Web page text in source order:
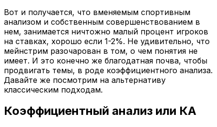
Вот и получается, что вменяемым спортивным
анализом и собственным совершенствованием в
нем, занимается ничтожно малый процент игроков
на ставках, хорошо если 1-2%. Не удивительно, что
мейнстрим разочарован в том, о чем понятия не
имеет. И это конечно же благодатная почва, чтобы
продвигать темы, в роде коэффициентного анализа.
Давайте же посмотрим на альтернативу
классическим подходам.
Коэффициентный анализ или КА